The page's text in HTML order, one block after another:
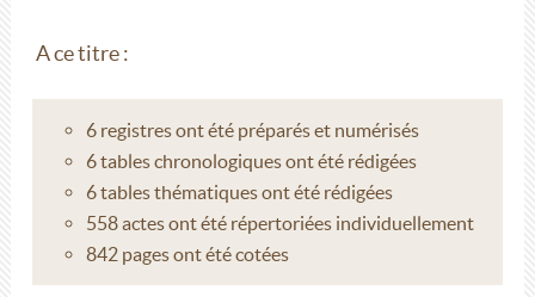
A ce titre :
6 registres ont été préparés et numérisés
6 tables chronologiques ont été rédigées
6 tables thématiques ont été rédigées
558 actes ont été répertoriées individuellement
842 pages ont été cotées